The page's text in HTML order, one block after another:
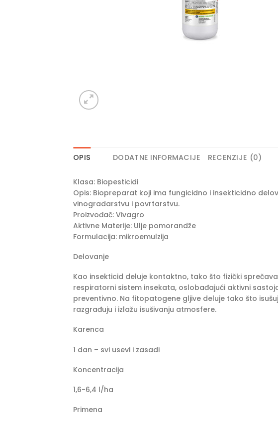
OPIS DODATNE INFORMACIJE RECENZIJE (0)
Klasa: Biopesticidi
Opis: Biopreparat koji ima fungicidno i insekticidno
vinogradarstvu i povrtarstvu.
Proizvođač: Vivagro
Aktivne Materije: Ulje pomorandže
Formulacija: mikroemulzija
Delovanje
Kao insekticid deluje kontaktno, tako što fizički
respiratorni sistem insekata, oslobađajući aktivni
preventivno. Na fitopatogene gljive deluje tako što
razgrađuju i izlažu isušivanju atmosfere.
Karenca
1 dan – svi usevi i zasadi
Koncentracija
1,6-6,4 l/ha
Primena